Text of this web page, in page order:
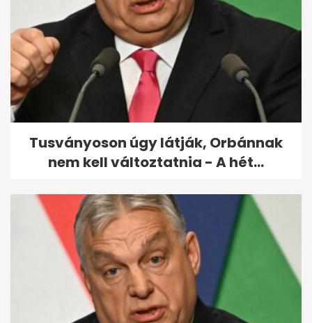
Különös fordulatot vett
Szilágyi Liliána bántalmazási
ügye
Tusványoson úgy látják, Orbánnak
nem kell változtatnia - A hét...